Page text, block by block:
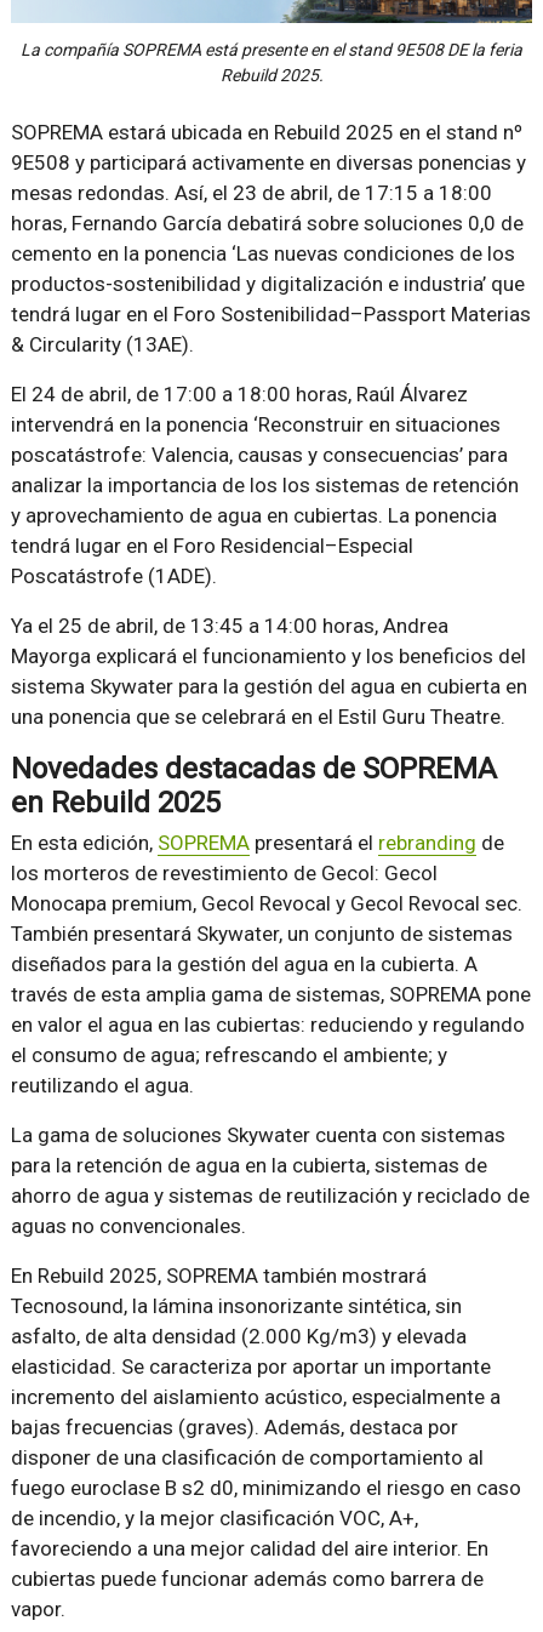
La compañía SOPREMA está presente en el stand 9E508 DE la feria
Rebuild 2025.
SOPREMA estará ubicada en Rebuild 2025 en el stand nº
9E508 y participará activamente en diversas ponencias y
mesas redondas. Así, el 23 de abril, de 17:15 a 18:00
horas, Fernando García debatirá sobre soluciones 0,0 de
cemento en la ponencia ‘Las nuevas condiciones de los
productos-sostenibilidad y digitalización e industria’ que
tendrá lugar en el Foro Sostenibilidad–Passport Materias
& Circularity (13AE).
El 24 de abril, de 17:00 a 18:00 horas, Raúl Álvarez
intervendrá en la ponencia ‘Reconstruir en situaciones
poscatástrofe: Valencia, causas y consecuencias’ para
analizar la importancia de los los sistemas de retención
y aprovechamiento de agua en cubiertas. La ponencia
tendrá lugar en el Foro Residencial–Especial
Poscatástrofe (1ADE).
Ya el 25 de abril, de 13:45 a 14:00 horas, Andrea
Mayorga explicará el funcionamiento y los beneficios del
sistema Skywater para la gestión del agua en cubierta en
una ponencia que se celebrará en el Estil Guru Theatre.
Novedades destacadas de SOPREMA
en Rebuild 2025
En esta edición, SOPREMApresentará el rebranding de
los morteros de revestimiento de Gecol: Gecol
Monocapa premium, Gecol Revocal y Gecol Revocal sec.
También presentará Skywater, un conjunto de sistemas
diseñados para la gestión del agua en la cubierta. A
través de esta amplia gama de sistemas, SOPREMA pone
en valor el agua en las cubiertas: reduciendo y regulando
el consumo de agua; refrescando el ambiente; y
reutilizando el agua.
La gama de soluciones Skywater cuenta con sistemas
para la retención de agua en la cubierta, sistemas de
ahorro de agua y sistemas de reutilización y reciclado de
aguas no convencionales.
En Rebuild 2025, SOPREMA también mostrará
Tecnosound, la lámina insonorizante sintética, sin
asfalto, de alta densidad (2.000 Kg/m3) y elevada
elasticidad. Se caracteriza por aportar un importante
incremento del aislamiento acústico, especialmente a
bajas frecuencias (graves). Además, destaca por
disponer de una clasificación de comportamiento al
fuego euroclase B s2 d0, minimizando el riesgo en caso
de incendio, y la mejor clasificación VOC, A+,
favoreciendo a una mejor calidad del aire interior. En
cubiertas puede funcionar además como barrera de
vapor.